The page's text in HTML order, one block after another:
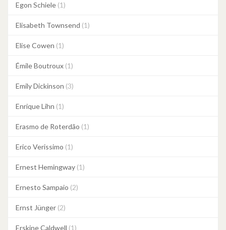
Egon Schiele (1)
Elisabeth Townsend (1)
Elise Cowen (1)
Émile Boutroux (1)
Emily Dickinson (3)
Enrique Lihn (1)
Erasmo de Roterdão (1)
Erico Verissimo (1)
Ernest Hemingway (1)
Ernesto Sampaio (2)
Ernst Jünger (2)
Erskine Caldwell (1)